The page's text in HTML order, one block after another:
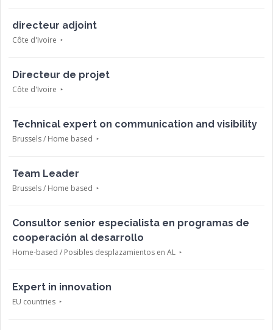
directeur adjoint
Côte d'Ivoire
Directeur de projet
Côte d'Ivoire
Technical expert on communication and visibility
Brussels / Home based
Team Leader
Brussels / Home based
Consultor senior especialista en programas de
cooperación al desarrollo
Home-based / Posibles desplazamientos en AL
Expert in innovation
EU countries